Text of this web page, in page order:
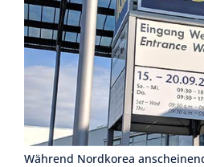
Während Nordkorea